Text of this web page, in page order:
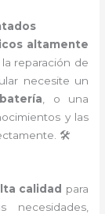
altamente
reparación de
necesite un
, o una
y las
🛠️
calidad para
necesidades,